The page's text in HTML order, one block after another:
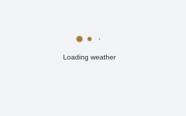
Loading weather